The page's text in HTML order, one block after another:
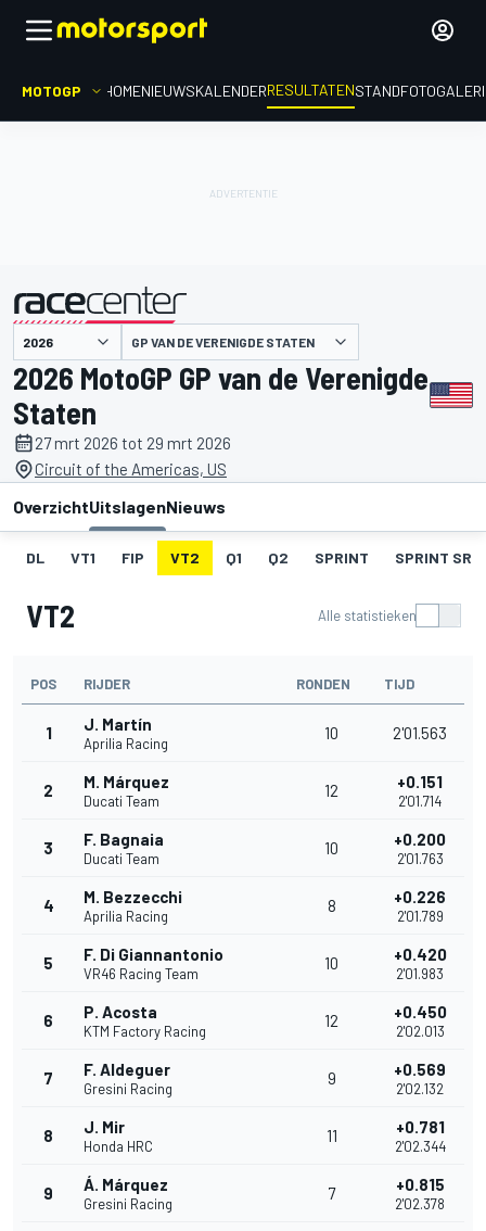
MOTOGP HOMENIEUWSKALENDERRESULTATENSTAND
gepresenteerd door GP VAN DE VERENIGDE STATEN
2026 MotoGP GP van de Verenigde
Staten
27 mrt 2026 tot 29 mrt 2026
Circuit of the Americas, US
OverzichtUitslagenNieuws
DL VT1 FIP VT2 Q1 Q2 SPRINT SPRINT SR
VT2 Alle statistieken
POS RIJDER RONDEN TIJD
1 J. Martín
Aprilia Racing
10 2'01.563
2 M. Márquez
Ducati Team
12 +0.151
2'01.714
3 F. Bagnaia
Ducati Team
10 +0.200
2'01.763
4 M. Bezzecchi
Aprilia Racing
8 +0.226
2'01.789
5 F. Di Giannantonio
VR46 Racing Team
10 +0.420
2'01.983
6 P. Acosta
KTM Factory Racing
12 +0.450
2'02.013
7 F. Aldeguer
Gresini Racing
9 +0.569
2'02.132
8 J. Mir
Honda HRC
11 +0.781
2'02.344
9 Á. Márquez
Gresini Racing
7 +0.815
2'02.378